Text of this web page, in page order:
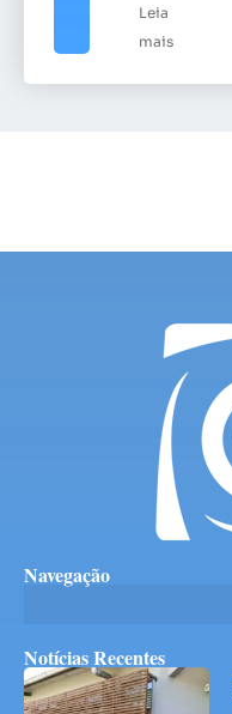
Leia
mais
Navegação
Notícias Recentes